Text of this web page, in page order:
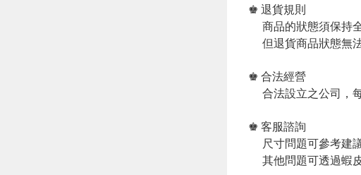
♚ 退貨規則
商品的狀態須保持
但退貨商品狀態無
♚ 合法經營
合法設立之公司，
♚ 客服諮詢
尺寸問題可參考建
其他問題可透過蝦